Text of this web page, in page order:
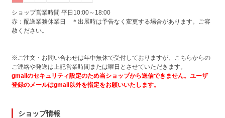
ショップ営業時間 平日10:00～18:00
赤：配送業務休業日 ＊出展時は予告なく変更する場合があります。ご容
赦ください。
※ご注文・お問い合わせは年中無休で受付しておりますが、こちらからの
ご連絡や発送は上記営業時間または曜日とさせていただきます。
gmailのセキュリティ設定のため当ショップから送信できません。ユーザ
登録のメールはgmail以外を指定をお願いいたします。
ショップ情報